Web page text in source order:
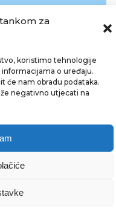
za
koristimo tehnologije
informacijama o uređaju.
će nam obradu podataka.
negativno utjecati na
prava pridržana.